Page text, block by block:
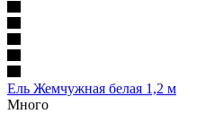
Ель Жемчужная белая 1,2 м
Много